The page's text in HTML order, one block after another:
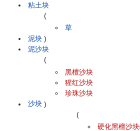
粘土块
泥块
(
草
)
泥沙块
沙块
(
黑檀沙块
猩红沙块
珍珠沙块
)
(
硬化黑檀沙块